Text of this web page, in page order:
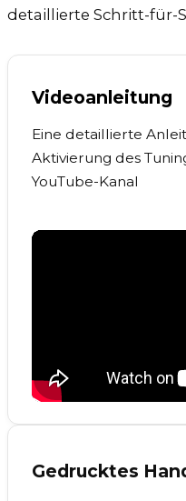
detaillierte Schritt-für-
Videoanleitung
Eine detaillierte
Aktivierung des
YouTube-Kanal
Gedrucktes